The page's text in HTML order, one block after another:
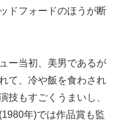
ドフォードのほうが断
ー当初、美男であるが
て、冷や飯を食わされ
技もすごくうまいし、
年)では作品賞も監